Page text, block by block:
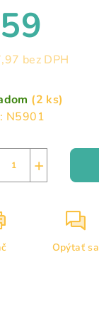
bez DPH
(2 ks)
N5901
+
Opýtať sa